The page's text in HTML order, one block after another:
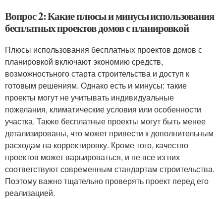
Вопрос 2: Какие плюсы и минусы использования
бесплатных проектов домов с планировкой
Плюсы использования бесплатных проектов домов с
планировкой включают экономию средств,
возможностьного старта строительства и доступ к
готовым решениям. Однако есть и минусы: такие
проекты могут не учитывать индивидуальные
пожелания, климатические условия или особенности
участка. Также бесплатные проекты могут быть менее
детализированы, что может привести к дополнительным
расходам на корректировку. Кроме того, качество
проектов может варьироваться, и не все из них
соответствуют современным стандартам строительства.
Поэтому важно тщательно проверять проект перед его
реализацией.